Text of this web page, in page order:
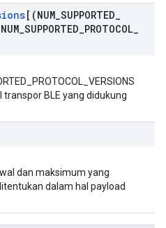
[(NUM SUPPORTED
SUPPORTED PROTOCOL
BLE yang didukung
dan maksimum yang
dalam hal payload